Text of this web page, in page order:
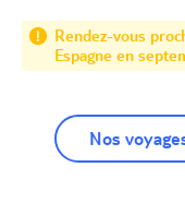
Rendez-vous
Espagne en
Nos